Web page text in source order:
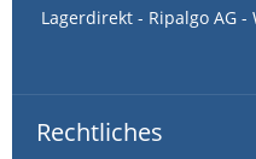
Lagerdirekt - Ripalgo AG -
Rechtliches